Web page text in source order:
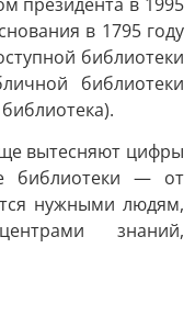
в 1795 году
библиотеки
библиотеки
вытесняют цифры
библиотеки — от
нужными людям,
знаний,